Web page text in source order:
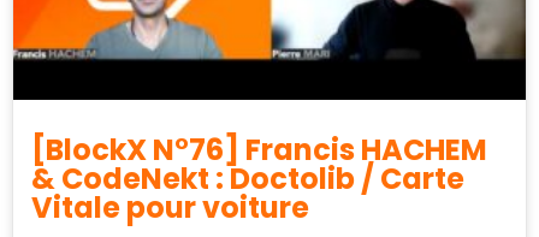
[BlockX N°76] Francis HACHEM
& CodeNekt : Doctolib / Carte
Vitale pour voiture